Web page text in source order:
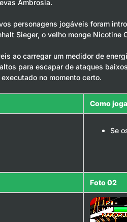
Ambrosia.
personagens jogáveis foram
Sieger, o velho monge
ao carregar um medidor de
para escapar de ataques
no momento certo.
Como
Se
Foto 02